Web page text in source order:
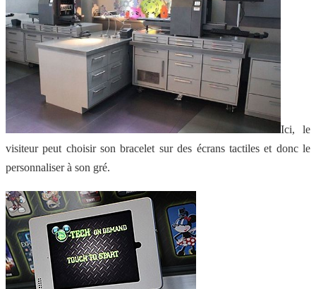
Ici, le
visiteur peut choisir son bracelet sur des écrans tactiles et donc le
personnaliser à son gré.